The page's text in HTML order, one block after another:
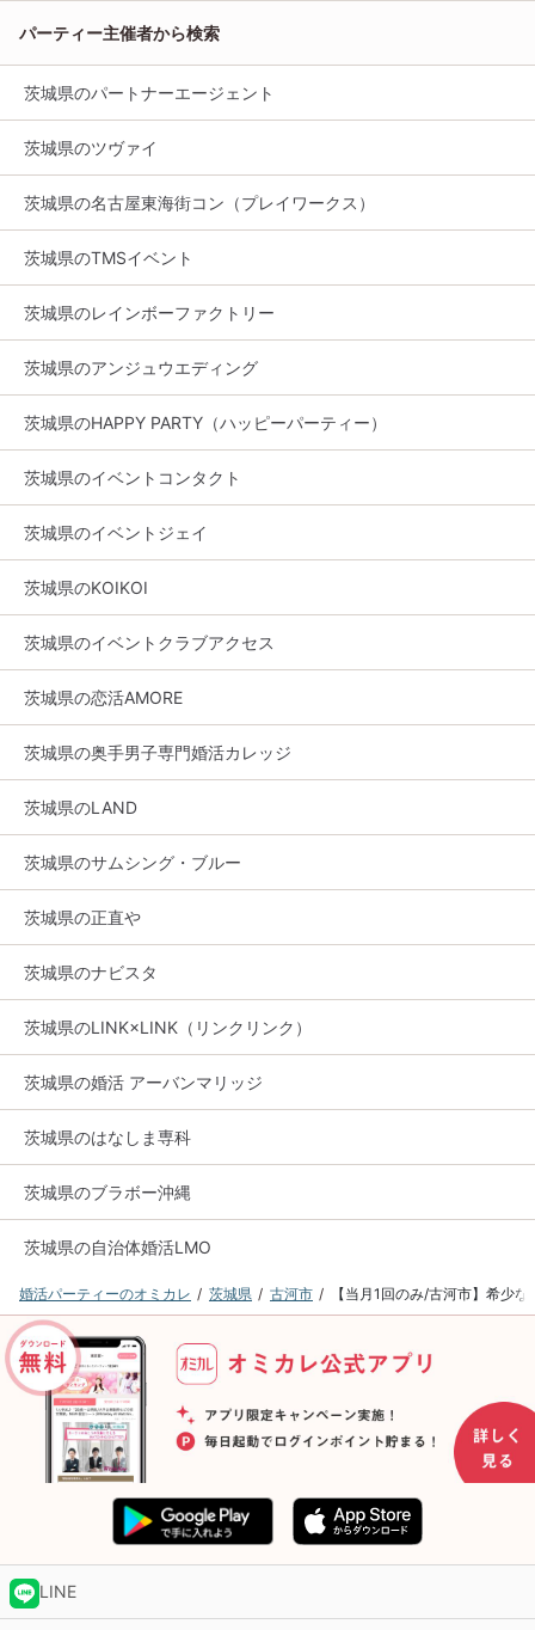
パーティー主催者から検索
茨城県のパートナーエージェント
茨城県のツヴァイ
茨城県の名古屋東海街コン（プレイワークス）
茨城県のTMSイベント
茨城県のレインボーファクトリー
茨城県のアンジュウエディング
茨城県のHAPPY PARTY（ハッピーパーティー）
茨城県のイベントコンタクト
茨城県のイベントジェイ
茨城県のKOIKOI
茨城県のイベントクラブアクセス
茨城県の恋活AMORE
茨城県の奥手男子専門婚活カレッジ
茨城県のLAND
茨城県のサムシング・ブルー
茨城県の正直や
茨城県のナビスタ
茨城県のLINK×LINK（リンクリンク）
茨城県の婚活 アーバンマリッジ
茨城県のはなしま専科
茨城県のブラボー沖縄
茨城県の自治体婚活LMO
婚活パーティーのオミカレ 茨城県 古河市 【当月1回のみ/古河市】希少
LINE